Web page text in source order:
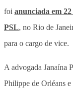
foi anunciada em
PSL, no Rio de
para o cargo de vice.
A advogada Janaína
Philippe de Orléans